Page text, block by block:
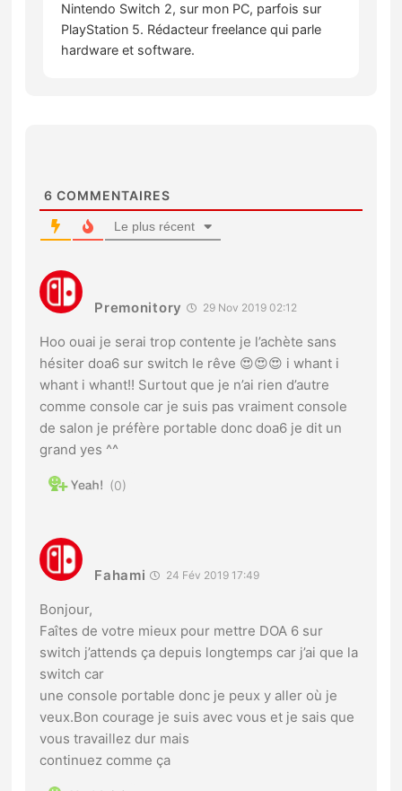
Nintendo Switch 2, sur mon PC, parfois sur
PlayStation 5. Rédacteur freelance qui parle
hardware et software.
6 COMMENTAIRES
Le plus récent
Premonitory 29 Nov 2019 02:12
Hoo ouai je serai trop contente je l’achète sans
hésiter doa6 sur switch le rêve 😍😍😍 i whant i
whant i whant!! Surtout que je n’ai rien d’autre
comme console car je suis pas vraiment console
de salon je préfère portable donc doa6 je dit un
grand yes ^^
0
Fahami 24 Fév 2019 17:49
Bonjour,
Faîtes de votre mieux pour mettre DOA 6 sur
switch j’attends ça depuis longtemps car j’ai que la
switch car
une console portable donc je peux y aller où je
veux.Bon courage je suis avec vous et je sais que
vous travaillez dur mais
continuez comme ça